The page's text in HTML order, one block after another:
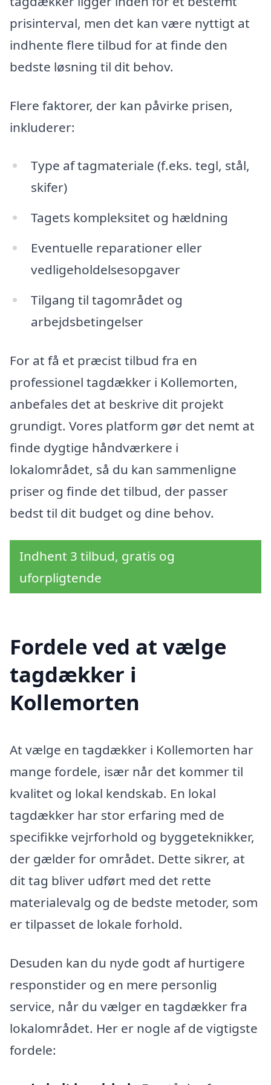
prisinterval, men det kan være nyttigt at
indhente flere tilbud for at finde den
bedste løsning til dit behov.
Flere faktorer, der kan påvirke prisen,
inkluderer:
Type af tagmateriale (f.eks. tegl, stål,
skifer)
Tagets kompleksitet og hældning
Eventuelle reparationer eller
vedligeholdelsesopgaver
Tilgang til tagområdet og
arbejdsbetingelser
For at få et præcist tilbud fra en
professionel tagdækker i Kollemorten,
anbefales det at beskrive dit projekt
grundigt. Vores platform gør det nemt at
finde dygtige håndværkere i
lokalområdet, så du kan sammenligne
priser og finde det tilbud, der passer
bedst til dit budget og dine behov.
Indhent 3 tilbud, gratis og
uforpligtende
Fordele ved at vælge
tagdækker i
Kollemorten
At vælge en tagdækker i Kollemorten har
mange fordele, især når det kommer til
kvalitet og lokal kendskab. En lokal
tagdækker har stor erfaring med de
specifikke vejrforhold og byggeteknikker,
der gælder for området. Dette sikrer, at
dit tag bliver udført med det rette
materialevalg og de bedste metoder, som
er tilpasset de lokale forhold.
Desuden kan du nyde godt af hurtigere
responstider og en mere personlig
service, når du vælger en tagdækker fra
lokalområdet. Her er nogle af de vigtigste
fordele: